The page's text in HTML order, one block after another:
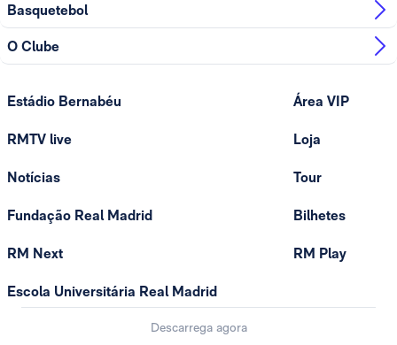
Basquetebol
O Clube
Estádio Bernabéu
RMTV live
Notícias
Fundação Real Madrid
RM Next
Escola Universitária Real Madrid
Área VIP
Loja
Tour
Bilhetes
RM Play
Descarrega agora